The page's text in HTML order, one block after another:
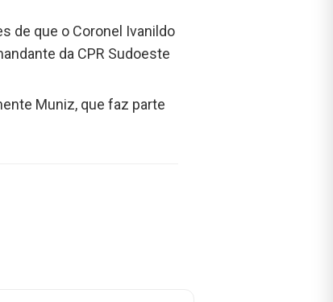
de que o Coronel Ivanildo
da CPR Sudoeste
Muniz, que faz parte